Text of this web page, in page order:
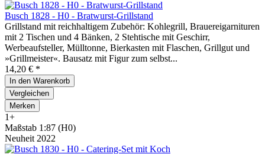
Busch 1828 - H0 - Bratwurst-Grillstand
Grillstand mit reichhaltigem Zubehör: Kohlegrill, Brauereigarnituren
mit 2 Tischen und 4 Bänken, 2 Stehtische mit Geschirr,
Werbeaufsteller, Mülltonne, Bierkasten mit Flaschen, Grillgut und
»Grillmeister«. Bausatz mit Figur zum selbst...
14,20 € *
In den Warenkorb
Vergleichen
Merken
1+
Maßstab 1:87 (H0)
Neuheit 2022